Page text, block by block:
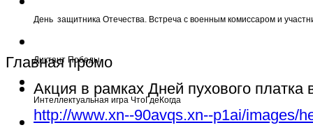
День защитника Отечества. Встреча с военным комиссаром и
Диктант Победы
Интеллектуальная игра ЧтоГдеКогда
Главная промо
Акция в рамках Дней пухового платка
http://www.xn--90avqs.xn--p1ai/images/